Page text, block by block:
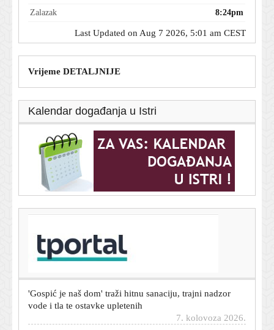
Zalazak
8:24pm
Last Updated on Aug 7 2026, 5:01 am CEST
Vrijeme DETALJNIJE
Kalendar događanja u Istri
Novi sukob u SAD-u: Rand Paul prijavljuje Anthonyja
Faucija zbog nepoštovanja Kongresa
'Gospić je naš dom' traži hitnu sanaciju, trajni nadzor
vode i tla te ostavke upletenih
Ekološka bomba uz obalu Omana: Iz nasukanog tankera